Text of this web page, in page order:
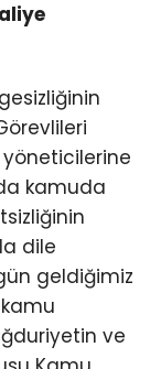
yöneticilerine
kamuda
dile
geldiğimiz
ve